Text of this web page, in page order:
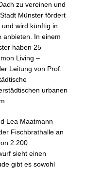
zu vereinen und
Münster fördert
wird künftig in
anbieten. In einem
haben 25
Living –
Leitung von Prof.
urbanen
Lea Maatmann
Fischbrathalle an
2.200
sieht einen
gibt es sowohl